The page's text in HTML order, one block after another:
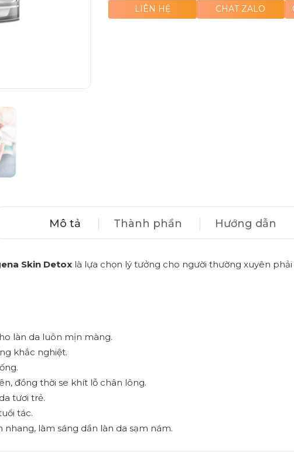
LIÊN HỆ CHAT ZALO
Mô tả Thành phần Hướng dẫn
Skin Detox là lựa chọn lý tưởng cho người thường xuyên
làn da luôn mịn màng.
khắc nghiệt.
đồng thời se khít lỗ chân lông.
tươi trẻ.
tác.
làm sáng dần làn da sạm nám.